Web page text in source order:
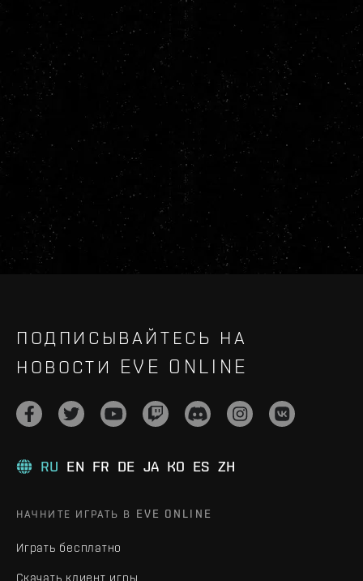
ПОДПИСЫВАЙТЕСЬ НА
НОВОСТИ EVE ONLINE
RU EN FR DE JA KO ES ZH
НАЧНИТЕ ИГРАТЬ В EVE ONLINE
Играть бесплатно
Скачать клиент игры